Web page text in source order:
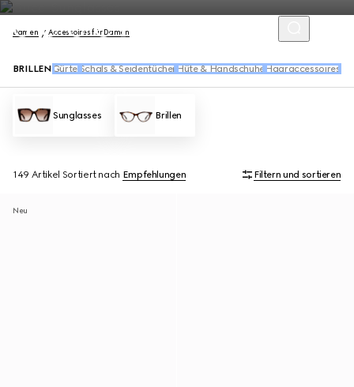
Damen Accessoires für Damen
BRILLEN Gürtel Schals & Seidentücher Hüte & Handschuhe Haaraccessoires
Sunglasses Brillen
149 Artikel Sortiert nach Empfehlungen Filtern und sortieren
Neu